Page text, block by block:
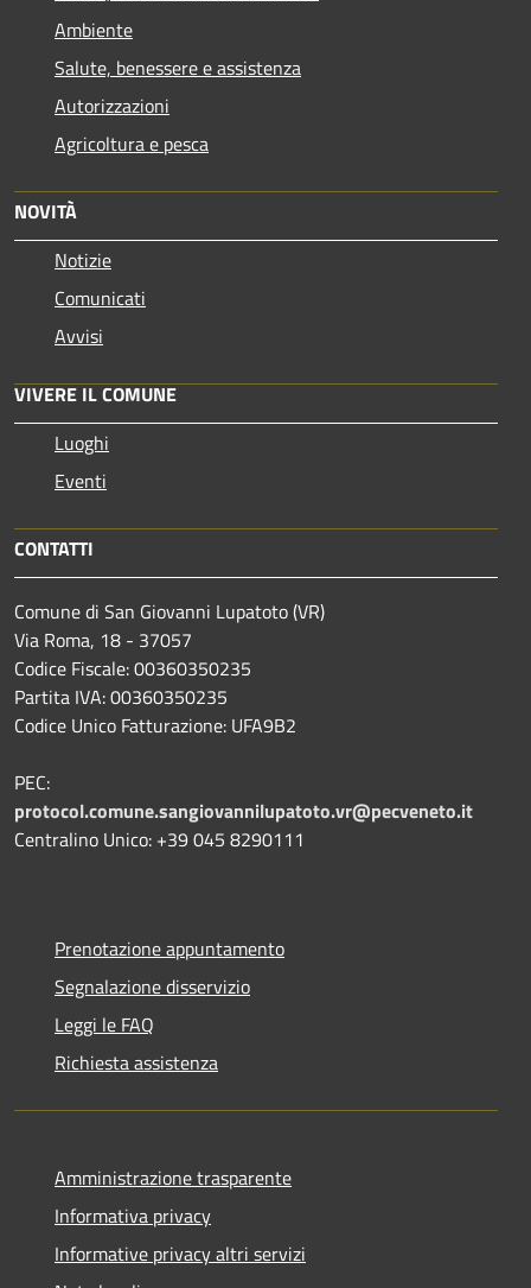
Ambiente
Salute, benessere e assistenza
Autorizzazioni
Agricoltura e pesca
NOVITÀ
Notizie
Comunicati
Avvisi
VIVERE IL COMUNE
Luoghi
Eventi
CONTATTI
Comune di San Giovanni Lupatoto (VR)
Via Roma, 18 - 37057
Codice Fiscale: 00360350235
Partita IVA: 00360350235
Codice Unico Fatturazione: UFA9B2
PEC:
protocol.comune.sangiovannilupatoto.vr@pecveneto.it
Centralino Unico: +39 045 8290111
Prenotazione appuntamento
Segnalazione disservizio
Leggi le FAQ
Richiesta assistenza
Amministrazione trasparente
Informativa privacy
Informative privacy altri servizi